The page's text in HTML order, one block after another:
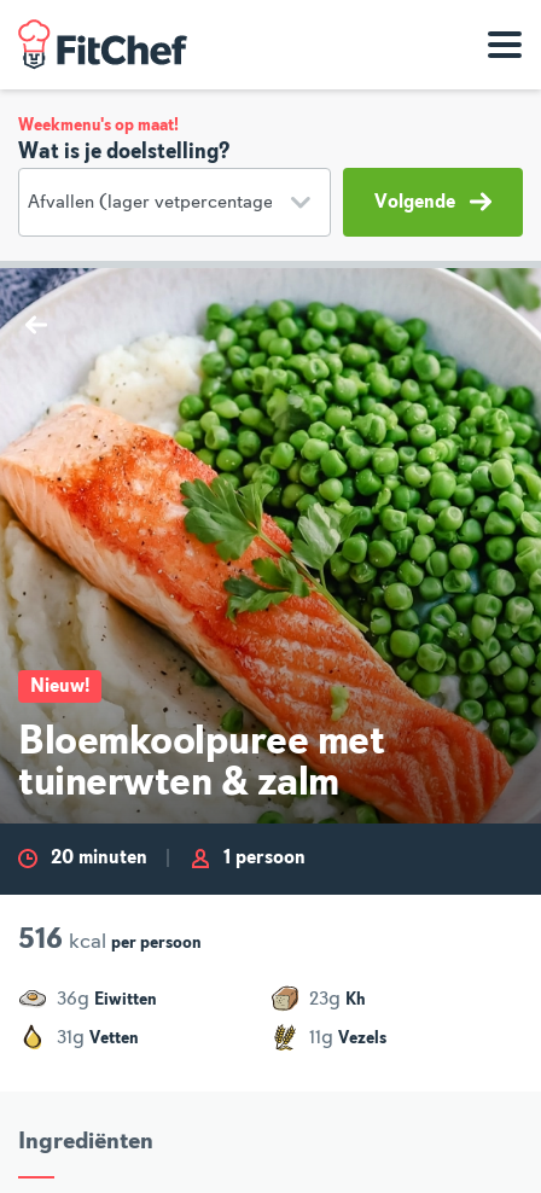
Weekmenu's op maat!
Wat is je doelstelling?
Volgende
Nieuw!
Bloemkoolpuree met
tuinerwten & zalm
20 minuten 1 persoon
516 kcal per persoon
36g Eiwitten 23g Kh
31g Vetten 11g Vezels
Ingrediënten